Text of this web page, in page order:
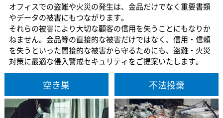
オフィスでの盗難や火災の発生は、金品だけでなく重要書類
やデータの被害にもつながります。
それらの被害により大切な顧客の信用を失うことにもなりか
ねません。金品等の直接的な被害だけではなく、信用・信頼
を失うといった間接的な被害から守るためにも、盗難・火災
対策に最適な侵入警戒セキュリティをご提案いたします。
空き巣 不法投棄